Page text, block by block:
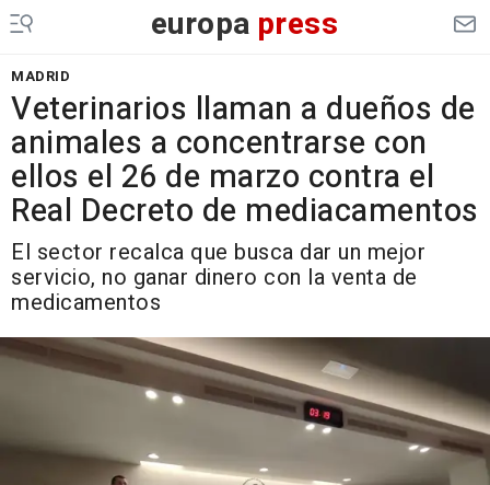
europa press
MADRID
Veterinarios llaman a dueños de
animales a concentrarse con
ellos el 26 de marzo contra el
Real Decreto de mediacamentos
El sector recalca que busca dar un mejor
servicio, no ganar dinero con la venta de
medicamentos